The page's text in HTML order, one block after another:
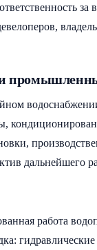
за
дальнейшего
работа